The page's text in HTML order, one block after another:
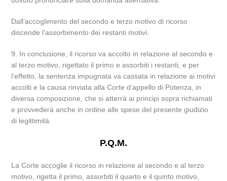
Dall’accoglimento del secondo e terzo motivo di ricorso
discende l’assorbimento dei restanti motivi.
9. In conclusione, il ricorso va accolto in relazione al secondo e
al terzo motivo, rigettato il primo e assorbiti i restanti, e per
l’effetto, la sentenza impugnata va cassata in relazione ai motivi
accolti e la causa rinviata alla Corte d’appello di Potenza, in
diversa composizione, che si atterrà ai principi sopra richiamati
e provvederà anche in ordine alle spese del presente giudizio
di legittimità.
P.Q.M.
La Corte accoglie il ricorso in relazione al secondo e al terzo
motivo, rigetta il primo, assorbiti il quarto e il quinto motivo,